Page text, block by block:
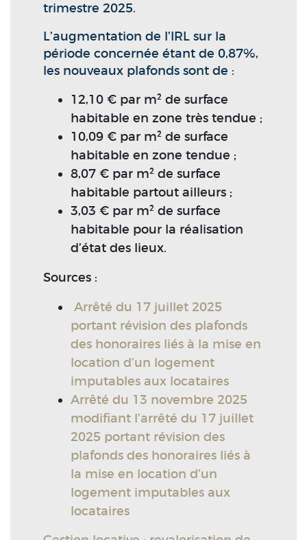
trimestre 2025.
L’augmentation de l’IRL sur la
période concernée étant de 0,87%,
les nouveaux plafonds sont de :
12,10 € par m² de surface
habitable en zone très tendue ;
10,09 € par m² de surface
habitable en zone tendue ;
8,07 € par m² de surface
habitable partout ailleurs ;
3,03 € par m² de surface
habitable pour la réalisation
d’état des lieux.
Sources :
Arrêté du 17 juillet 2025
portant révision des plafonds
des honoraires liés à la mise en
location d’un logement
imputables aux locataires
Arrêté du 13 novembre 2025
modifiant l’arrêté du 17 juillet
2025 portant révision des
plafonds des honoraires liés à
la mise en location d’un
logement imputables aux
locataires